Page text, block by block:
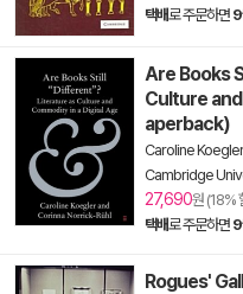
택배로 주문하면 9
Are Books
Culture
aperback)
Caroline Koegler
Cambridge
27,690원 (18%
택배로 주문하면 9
Rogues'